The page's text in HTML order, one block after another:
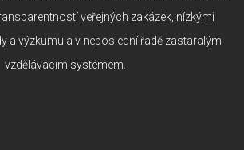
veřejných zakázek, nízkými
a výzkumu a v neposlední řadě zastaralým
vzdělávacím systémem.